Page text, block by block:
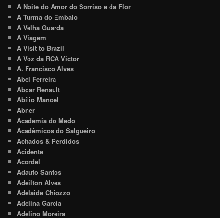
A Noite do Amor do Sorriso e da Flor
A Turma do Embalo
A Velha Guarda
A Viagem
A Visit to Brazil
A Voz da RCA Victor
A. Francisco Alves
Abel Ferreira
Abgar Renault
Abílio Manoel
Abner
Academia do Medo
Acadêmicos do Salgueiro
Achados & Perdidos
Acidente
Acordel
Adauto Santos
Adeilton Alves
Adelaide Chiozzo
Adelina Garcia
Adelino Moreira